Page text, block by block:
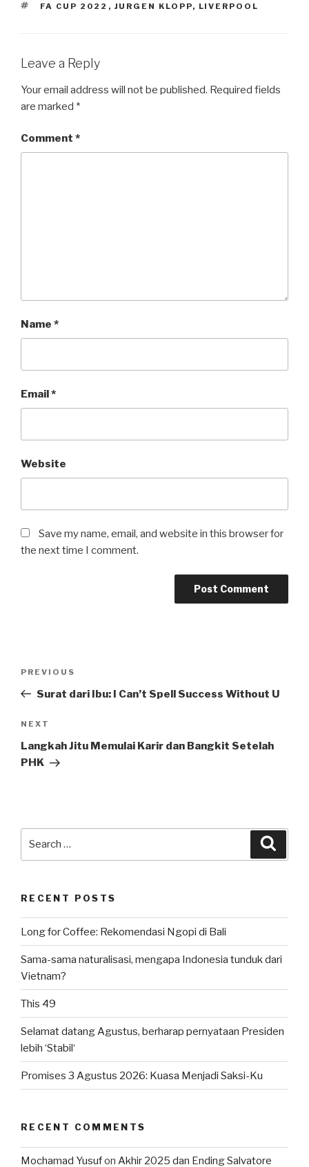
TAGS
FA CUP 2022 , JURGEN KLOPP, LIVERPOOL
Leave a Reply
Your email address will not be published. Required fields
are marked *
Comment *
Name *
Email*
Website
Save my name, email, and website in this browser for
the next time I comment.
Previous
Post
PREVIOUS
Surat dari Ibu: I Can’t Spell Success Without U
Next
Post
NEXT
Langkah Jitu Memulai Karir dan Bangkit Setelah
PHK
RECENT POSTS
Long for Coffee: Rekomendasi Ngopi di Bali
Sama-sama naturalisasi, mengapa Indonesia tunduk dari
Vietnam?
This 49
Selamat datang Agustus, berharap pernyataan Presiden
lebih ‘Stabil‘
Promises 3 Agustus 2026: Kuasa Menjadi Saksi-Ku
RECENT COMMENTS
Mochamad Yusufon Akhir 2025 dan Ending Salvatore